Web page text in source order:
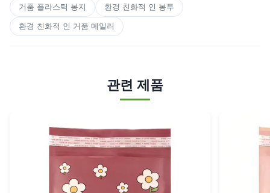
거품 플라스틱 봉지 환경 친화적 인 봉투
환경 친화적 인 거품 메일러
관련 제품